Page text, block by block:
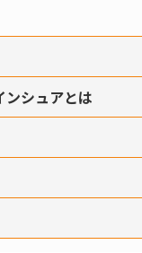
ンシュアとは